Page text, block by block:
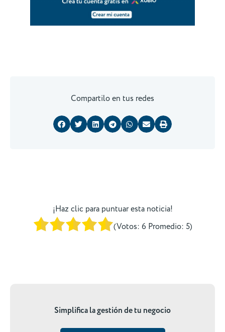
Compartilo en tus redes
¡Haz clic para puntuar esta noticia!
(Votos: 6 Promedio: 5)
Simplifica la gestión de tu negocio